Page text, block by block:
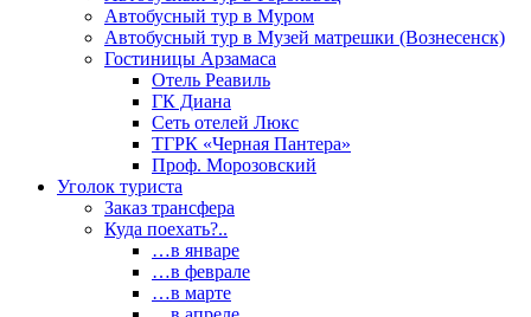
Автобусный тур в Муром
Автобусный тур в Музей матрешки (Вознесенск)
Гостиницы Арзамаса
Отель Реавиль
ГК Диана
Сеть отелей Люкс
ТГРК «Черная Пантера»
Проф. Морозовский
Уголок туриста
Заказ трансфера
Куда поехать?..
…в январе
…в феврале
…в марте